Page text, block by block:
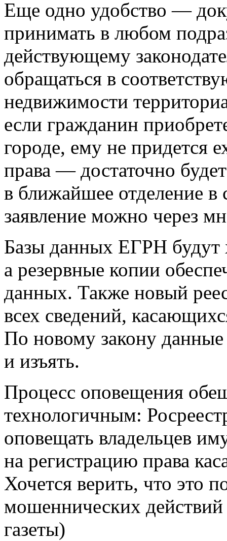
Еще одно удобство —
принимать в любом
действующему
обращаться в
недвижимости
если гражданин
городе, ему не придется
права — достаточно
в ближайшее отделение в
заявление можно через
Базы данных ЕГРН будут
а резервные копии
данных. Также новый
всех сведений,
По новому закону данные
и изъять.
Процесс оповещения
технологичным:
оповещать владельцев
на регистрацию права
Хочется верить, что это
мошеннических
газеты)